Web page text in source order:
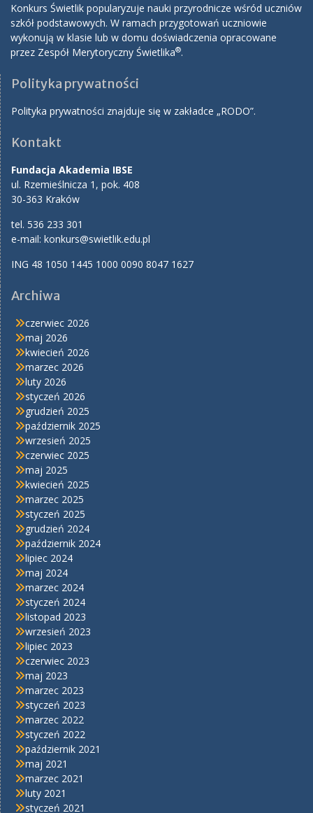
Konkurs Świetlik popularyzuje nauki przyrodnicze wśród uczniów
szkół podstawowych. W ramach przygotowań uczniowie
wykonują w klasie lub w domu doświadczenia opracowane
przez Zespół Merytoryczny Świetlika®.
Polityka prywatności
Polityka prywatności znajduje się w zakładce „RODO”.
Kontakt
Fundacja Akademia IBSE
ul. Rzemieślnicza 1, pok. 408
30-363 Kraków
tel. 536 233 301
e-mail: konkurs@swietlik.edu.pl
ING 48 1050 1445 1000 0090 8047 1627
Archiwa
czerwiec 2026
maj 2026
kwiecień 2026
marzec 2026
luty 2026
styczeń 2026
grudzień 2025
październik 2025
wrzesień 2025
czerwiec 2025
maj 2025
kwiecień 2025
marzec 2025
styczeń 2025
grudzień 2024
październik 2024
lipiec 2024
maj 2024
marzec 2024
styczeń 2024
listopad 2023
wrzesień 2023
lipiec 2023
czerwiec 2023
maj 2023
marzec 2023
styczeń 2023
marzec 2022
styczeń 2022
październik 2021
maj 2021
marzec 2021
luty 2021
styczeń 2021